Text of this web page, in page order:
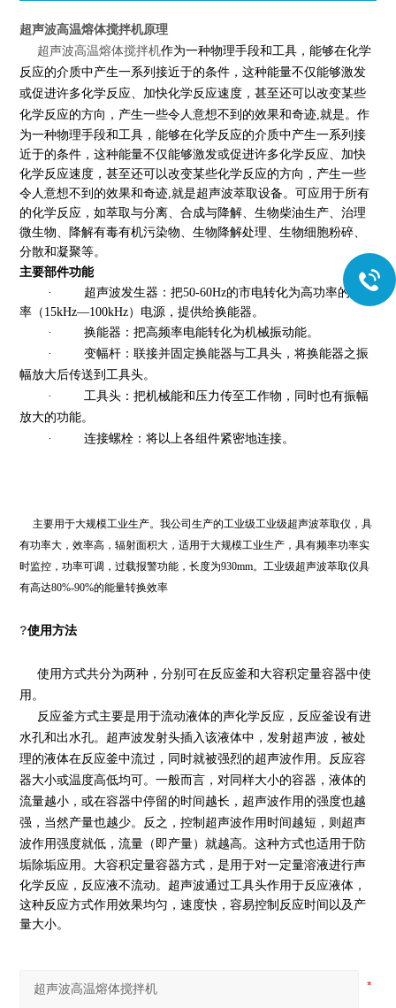
超声波高温熔体搅拌机原理
超声波高温熔体搅拌机作为一种物理手段和工具，能够在化学
反应的介质中产生一系列接近于的条件，这种能量不仅能够激发
或促进许多化学反应、加快化学反应速度，甚至还可以改变某些
化学反应的方向，产生一些令人意想不到的效果和奇迹,就是。作
为一种物理手段和工具，能够在化学反应的介质中产生一系列接
近于的条件，这种能量不仅能够激发或促进许多化学反应、加快
化学反应速度，甚至还可以改变某些化学反应的方向，产生一些
令人意想不到的效果和奇迹,就是超声波萃取设备。可应用于所有
的化学反应，如萃取与分离、合成与降解、生物柴油生产、治理
微生物、降解有毒有机污染物、生物降解处理、生物细胞粉碎、
分散和凝聚等。
主要部件功能
· 超声波发生器：把50-60Hz的市电转化为高功率的高频
率（15kHz—100kHz）电源，提供给换能器。
·换能器：把高频率电能转化为机械振动能。
·变幅杆：联接并固定换能器与工具头，将换能器之振
幅放大后传送到工具头。
·工具头：把机械能和压力传至工作物，同时也有振幅
放大的功能。
·连接螺栓：将以上各组件紧密地连接。
主要用于大规模工业生产。我公司生产的工业级工业级超声波萃取仪，具
有功率大，效率高，辐射面积大，适用于大规模工业生产，具有频率功率实
时监控，功率可调，过载报警功能，长度为930mm。工业级超声波萃取仪具
有高达80%-90%的能量转换效率
?使用方法
使用方式共分为两种，分别可在反应釜和大容积定量容器中使
用。
反应釜方式主要是用于流动液体的声化学反应，反应釜设有进
水孔和出水孔。超声波发射头插入该液体中，发射超声波，被处
理的液体在反应釜中流过，同时就被强烈的超声波作用。反应容
器大小或温度高低均可。一般而言，对同样大小的容器，液体的
流量越小，或在容器中停留的时间越长，超声波作用的强度也越
强，当然产量也越少。反之，控制超声波作用时间越短，则超声
波作用强度就低，流量（即产量）就越高。这种方式也适用于防
垢除垢应用。 大容积定量容器方式，是用于对一定量溶液进行声
化学反应，反应液不流动。超声波通过工具头作用于反应液体，
这种反应方式作用效果均匀，速度快，容易控制反应时间以及产
量大小。